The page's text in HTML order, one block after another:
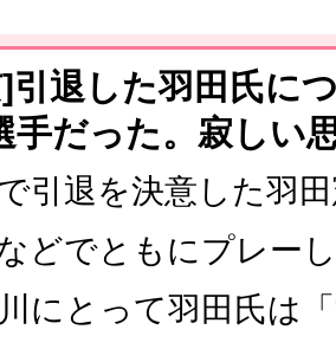
は終わらない
陣
杯開幕 注目は「個」
ールさんがシンポジウム「気候変動から命
引退した羽田氏に
手だった。寂しい
引退を決意した羽
どでともにプレー
にとって羽田氏は